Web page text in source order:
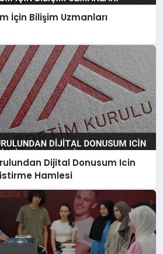
İçin Bilişim Uzmanları
Dijital Donusum Icin
Hamlesi